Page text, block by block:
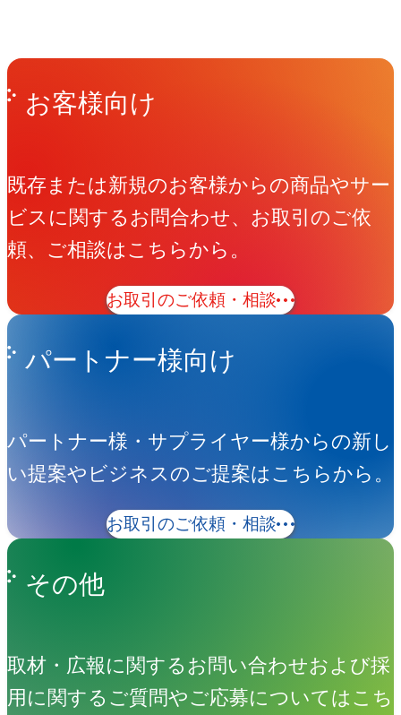
Get in Touchお問い合わせ
お客様向け
既存または新規のお客様からの商品やサー
ビスに関するお問合わせ、お取引のご依
頼、ご相談はこちらから。
お取引のご依頼・相談
パートナー様向け
パートナー様・サプライヤー様からの新し
い提案やビジネスのご提案はこちらから。
お取引のご依頼・相談
その他
取材・広報に関するお問い合わせおよび採
用に関するご質問やご応募についてはこち